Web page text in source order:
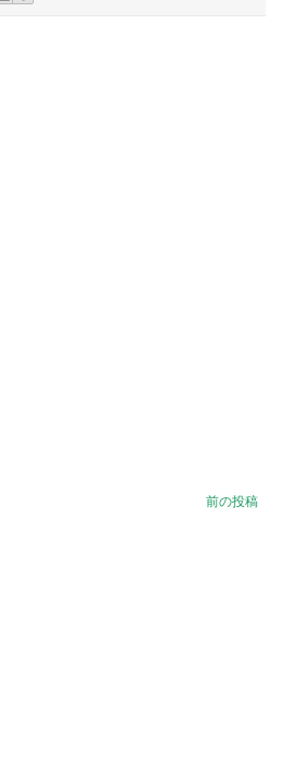
前の投稿